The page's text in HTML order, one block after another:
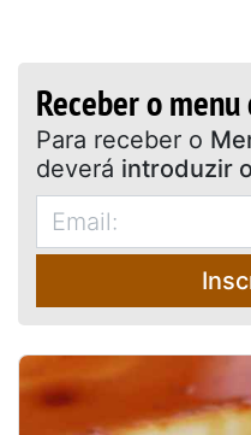
Receber o
Para receber o
deverá introduzir